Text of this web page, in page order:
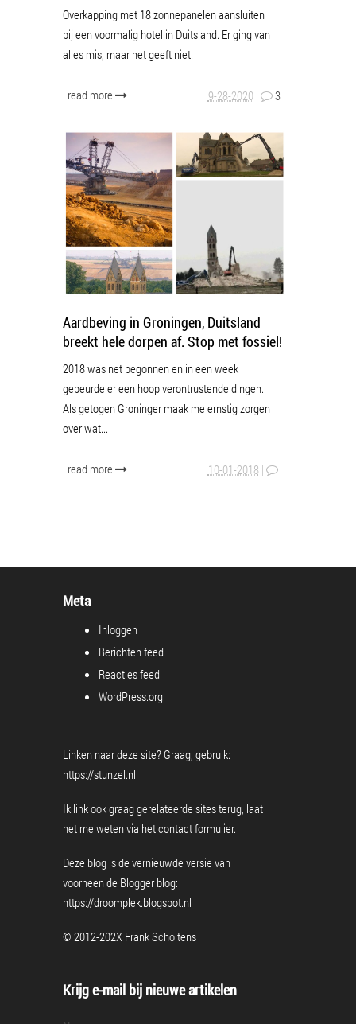
Overkapping met 18 zonnepanelen aansluiten
bij een voormalig hotel in Duitsland. Er ging van
alles mis, maar het geeft niet.
read more 9-28-2020 | 3
Aardbeving in Groningen, Duitsland
breekt hele dorpen af. Stop met fossiel!
2018 was net begonnen en in een week
gebeurde er een hoop verontrustende dingen.
Als getogen Groninger maak me ernstig zorgen
over wat...
read more 10-01-2018 |
Meta
Inloggen
Berichten feed
Reacties feed
WordPress.org
Linken naar deze site? Graag, gebruik:
https://stunzel.nl
Ik link ook graag gerelateerde sites terug, laat
het me weten via hetcontact formulier.
Deze blog is de vernieuwde versie van
voorheen de Blogger blog:
https://droomplek.blogspot.nl
© 2012-202X Frank Scholtens
Krijg e-mail bij nieuwe artikelen